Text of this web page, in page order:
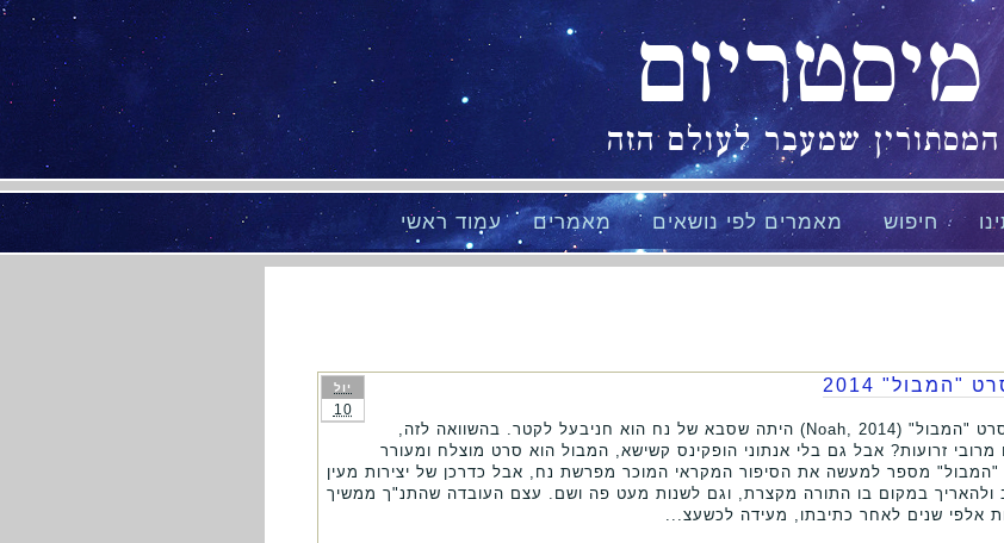
מיסטריום
המסתורין שמעבר לעולם הזה
עמוד ראשי מאמרים מאמרים לפי נושאים חיפוש
יול
10
2014
מבחינתי, התגלית המרעישה ביותר בסרט "המבול" (Noah, 2014) היתה שסבא של נח הוא חניבעל לקטר. בהשוואה לזה,
זרועות? אבל גם בלי אנתוני הופקינס קשישא, המבול הוא סרט מוצלח ומעורר
מספר למעשה את הסיפור המקראי המוכר מפרשת נח, אבל כדרכן של יצירות מעין
ולהאריך במקום בו התורה מקצרת, וגם לשנות מעט פה ושם. עצם העובדה שהתנ"ך ממשיך
אלפי שנים לאחר כתיבתו, מעידה לכשעצ...